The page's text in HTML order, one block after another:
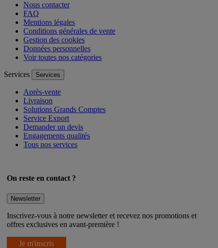
Nous contacter
FAQ
Mentions légales
Conditions générales de vente
Gestion des cookies
Données personnelles
Voir toutes nos catégories
Services Services
Après-vente
Livraison
Solutions Grands Comptes
Service Export
Demander un devis
Engagements qualités
Tous nos services
On reste en contact ?
Newsletter
Inscrivez-vous à notre newsletter et recevez nos promotions et
offres exclusives en avant-première !
Je m'inscris